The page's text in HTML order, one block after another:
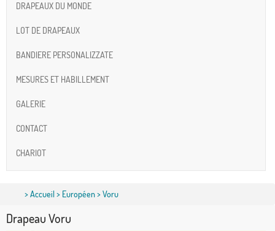
DRAPEAUX DU MONDE
LOT DE DRAPEAUX
BANDIERE PERSONALIZZATE
MESURES ET HABILLEMENT
GALERIE
CONTACT
CHARIOT
>Accueil> Européen> Voru
Drapeau Voru